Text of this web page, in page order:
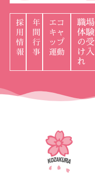
採
用
情
報
年
間
行
事
エコ
キャ
ップ
運動
職場
体験
の受
け入
れ